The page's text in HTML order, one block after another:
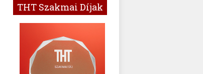
THT Szakmai Díjak